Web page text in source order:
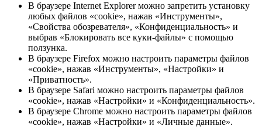
В браузере Internet Explorer можно запретить установку
любых файлов «cookie», нажав «Инструменты»,
«Свойства обозревателя», «Конфиденциальность» и
выбрав «Блокировать все куки-файлы» с помощью
ползунка.
В браузере Firefox можно настроить параметры файлов
«cookie», нажав «Инструменты», «Настройки» и
«Приватность».
В браузере Safari можно настроить параметры файлов
«cookie», нажав «Настройки» и «Конфиденциальность».
В браузере Chrome можно настроить параметры файлов
«cookie», нажав «Настройки» и «Личные данные».